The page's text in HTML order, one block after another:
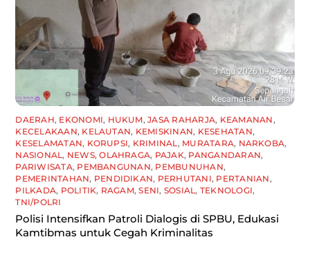
DAERAH, EKONOMI, HUKUM,JASA RAHARJA, KEAMANAN ,
KECELAKAAN, KELAUTAN, KEMISKINAN, KESEHATAN,
KESELAMATAN, KORUPSI, KRIMINAL , MURATARA, NARKOBA,
NASIONAL , NEWS,OLAHRAGA, PAJAK, PANGANDARAN,
PARIWISATA, PEMBANGUNAN, PEMBUNUHAN,
PEMERINTAHAN, PENDIDIKAN, PERHUTANI, PERTANIAN ,
PILKADA, POLITIK, RAGAM,SENI, SOSIAL , TEKNOLOGI,
TNI/POLRI
Polisi Intensifkan Patroli Dialogis di SPBU, Edukasi
Kamtibmas untuk Cegah Kriminalitas